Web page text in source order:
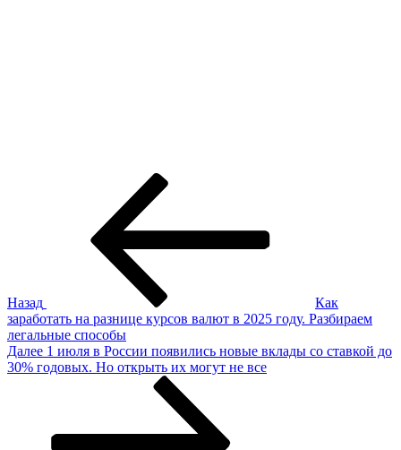
Назад
Как
заработать на разнице курсов валют в 2025 году. Разбираем
легальные способы
Следующая
запись
Далее 1 июля в России появились новые вклады со ставкой до
30% годовых. Но открыть их могут не все